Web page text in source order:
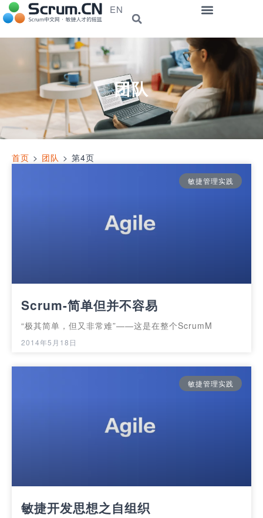
EN
团队
首页 > 团队 > 第4页
敏捷管理实践
Scrum-简单但并不容易
“极其简单，但又非常难”——这是在整个ScrumM
2014年5月18日
敏捷管理实践
敏捷开发思想之自组织